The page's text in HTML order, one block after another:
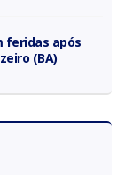
feridas após
(BA)